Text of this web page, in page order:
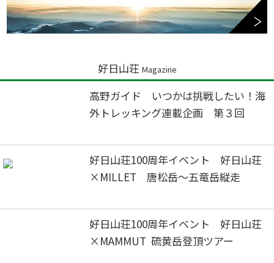
好日山荘 Magazine
高野ガイド いつかは挑戦したい！海
外トレッキング連載企画 第３回
好日山荘100周年イベント 好日山荘
×MILLET 唐松岳～五竜岳縦走
好日山荘100周年イベント 好日山荘
×MAMMUT 硫黄岳登頂ツアー